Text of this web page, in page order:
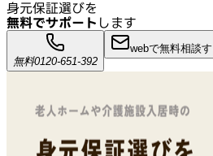
身元保証選びを
無料でサポート します
無料0120-651-392
webで無料相談